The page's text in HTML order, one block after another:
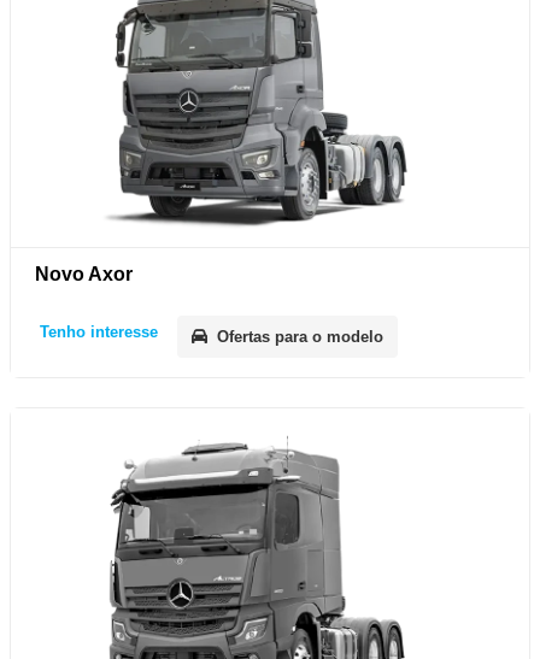
Novo Axor
Tenho interesse Ofertas para o modelo